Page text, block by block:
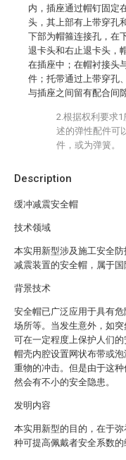
Description
缓冲减震安全帽
技术领域
本实用新型涉及施工安全
减震装置的安全帽，属于国
背景技术
安全帽已广泛应用于具有
场所等。当发生意外，如
可在一定程度上保护人们
帽壳内腔设置网状布带或
重物的冲击。但是由于这
然会有不小的安全隐患。
发明内容
本实用新型的目的，在于
种可提高佩戴者安全系数的
内，插座通过帽钉固定
头，其上部有上带穿孔
下部为帽箍连接孔，在
退卡头和右止退卡头，
在插座中；在帽衬接头
件；托带通过上带穿孔
与插座之间留有配合间隙
2.根据权利要求
述的弹性配件可
件，或为弹簧。